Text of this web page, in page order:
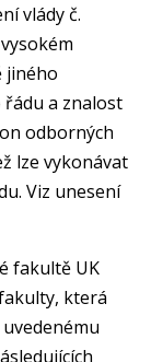
vlády č.
jiného
a znalost
odborných
lze vykonávat
Viz unesení
fakultě UK
která